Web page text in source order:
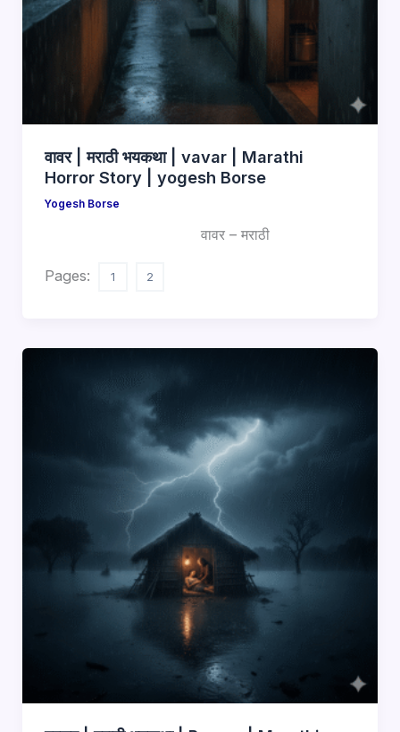
वावर | मराठी भयकथा | vavar | Marathi
Horror Story | yogesh Borse
Yogesh Borse
वावर – मराठी
Pages: 1 2